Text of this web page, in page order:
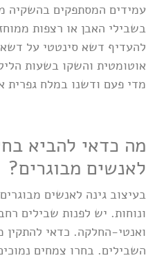
עמידים המסתפקים בהשקיה
בשבילי האבן או רצפות
להעדיף דשא סינטטי על
אוטומטית והשקו בשעות
מדי פעם ודשנו במלח גפרית
מה כדאי להביא
לאנשים מבוגרים?
בעיצוב גינה לאנשים
ונוחות. יש לפנות שבילים
ואנטי-החלקה. כדאי להתקין
השבילים. בחרו צמחים